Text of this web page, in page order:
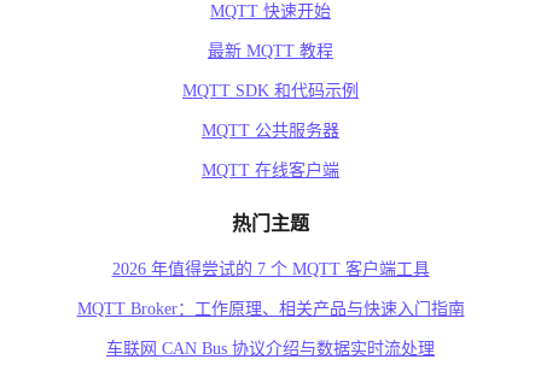
MQTT 快速开始
最新 MQTT 教程
MQTT SDK 和代码示例
MQTT 公共服务器
MQTT 在线客户端
热门主题
2026 年值得尝试的 7 个 MQTT 客户端工具
MQTT Broker：工作原理、相关产品与快速入门指南
车联网 CAN Bus 协议介绍与数据实时流处理